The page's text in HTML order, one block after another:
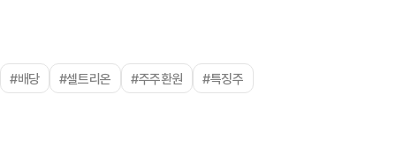
#배당 #셀트리온 #주주환원 #특징주